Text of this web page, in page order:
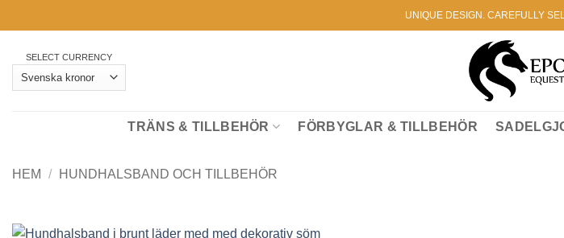
to
UNIQUE DESIGN. CAREFULLY
SELECT CURRENCY
TRÄNS & TILLBEHÖR FÖRBYGLAR & TILLBEHÖR
HEM / HUNDHALSBAND OCH TILLBEHÖR